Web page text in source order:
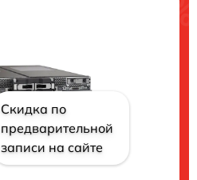
Скидка по
предварительной
записи на сайте